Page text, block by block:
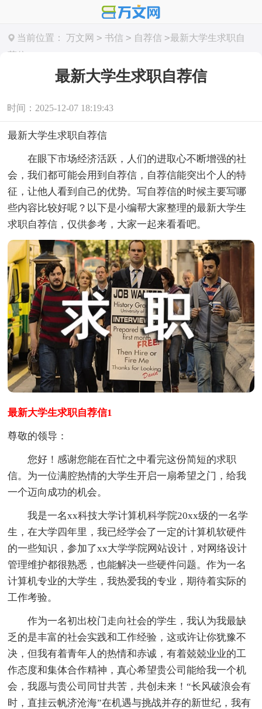
当前位置： 万文网 > 书信 > 自荐信 >最新大学生求职自
荐信
最新大学生求职自荐信
时间：2025-12-07 18:19:43
最新大学生求职自荐信
在眼下市场经济活跃，人们的进取心不断增强的社
会，我们都可能会用到自荐信，自荐信能突出个人的特
征，让他人看到自己的优势。写自荐信的时候主要写哪
些内容比较好呢？以下是小编帮大家整理的最新大学生
求职自荐信，仅供参考，大家一起来看看吧。
最新大学生求职自荐信1
尊敬的领导：
您好！感谢您能在百忙之中看完这份简短的求职
信。为一位满腔热情的大学生开启一扇希望之门，给我
一个迈向成功的机会。
我是一名xx科技大学计算机科学院20xx级的一名学
生，在大学四年里，我已经学会了一定的计算机软硬件
的一些知识，参加了xx大学学院网站设计，对网络设计
管理维护都很熟悉，也能解决一些硬件问题。作为一名
计算机专业的大学生，我热爱我的专业，期待着实际的
工作考验。
作为一名初出校门走向社会的学生，我认为我最缺
乏的是丰富的社会实践和工作经验，这或许让你犹豫不
决，但我有着青年人的热情和赤诚，有着兢兢业业的工
作态度和集体合作精神，真心希望贵公司能给我一个机
会，我愿与贵公司同甘共苦，共创未来！“长风破浪会有
时，直挂云帆济沧海”在机遇与挑战并存的新世纪，我有